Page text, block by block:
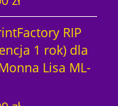
a
w
y
n
n
a
c
e
k
t
u
a
RIP
1 rok) dla
Lisa ML-